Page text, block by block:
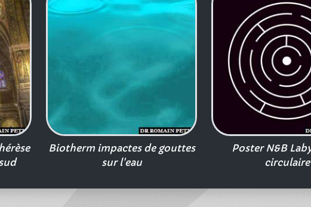
Biotherm impactes de gouttes
sur l'eau
Poster N&B
circulaire